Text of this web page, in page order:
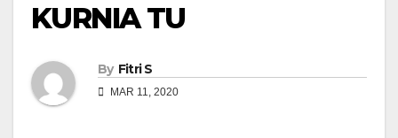
KURNIA TU
By Fitri S
MAR 11, 2020